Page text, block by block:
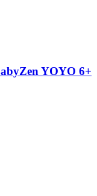
YOYO 6+